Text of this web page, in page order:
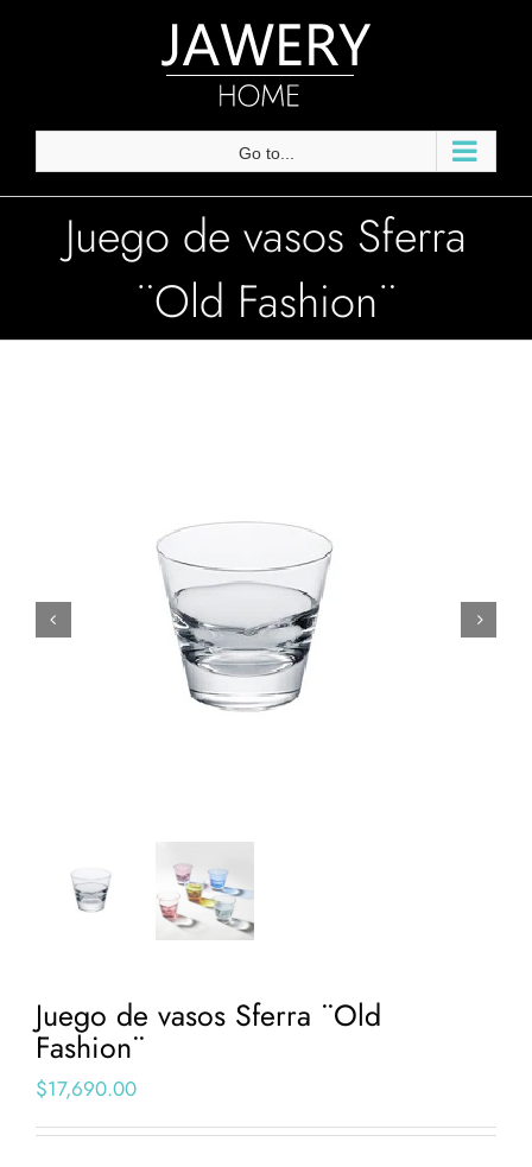
Go to...
Juego de vasos Sferra
¨Old Fashion¨
 
Juego de vasos Sferra ¨Old
Fashion¨
$17,690.00